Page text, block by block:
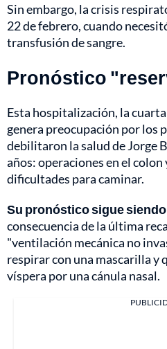
Sin embargo, la crisis
22 de febrero, cuando
transfusión de sangre.
Pronóstico
Esta hospitalización, la
genera preocupación por los
debilitaron la salud de Jorge
años: operaciones en el colon
dificultades para caminar.
Su pronóstico sigue
consecuencia de la última
"ventilación mecánica no
respirar con una mascarilla y
víspera por una cánula nasal.